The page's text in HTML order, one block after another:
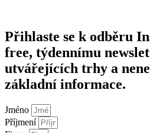
Přihlaste se k odběru
free, týdennímu
utvářejících trhy a
základní informace.
Jméno
Příjmení